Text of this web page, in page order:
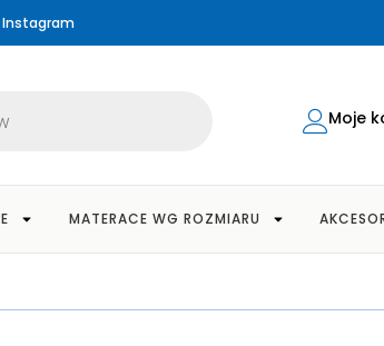
Instagram
Moje
MATERACE WG ROZMIARU